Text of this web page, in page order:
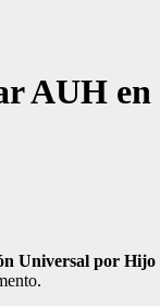
AUH en
Universal por